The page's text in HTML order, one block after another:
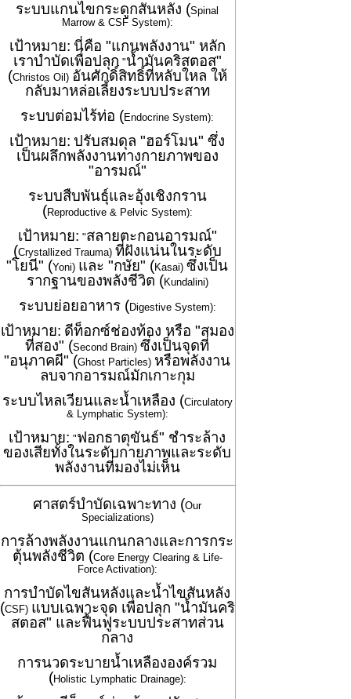
ระบบแกนไขกระดูกสันหลัง (Spinal
Marrow & CSF System):
เป้าหมาย: นี่คือ "แกนพลังงาน" หลัก
เราบำบัดเพื่อปลุก "น้ำมันคริสตอส"
(Christos Oil) อันศักดิ์สิทธิ์ที่หลับใหล ให้
กลับมาหล่อเลี้ยงระบบประสาท
ระบบต่อมไร้ท่อ (Endocrine System):
เป้าหมาย: ปรับสมดุล "ฮอร์โมน" ซึ่ง
เป็นผลึกพลังงานทางกายภาพของ
"อารมณ์"
ระบบสืบพันธุ์และอุ้งเชิงกราน
(Reproductive & Pelvic System):
เป้าหมาย: "สลายตะกอนอารมณ์"
(Crystallized Trauma) ที่ฝังแน่นในระดับ
"โยนี" (Yoni) และ "กษัย" (Kasai)ซึ่งเป็น
รากฐานของพลังชีวิต (Kundalini)
ระบบย่อยอาหาร (Digestive System):
เป้าหมาย: ดีท็อกซ์ช่องท้อง หรือ "สมอง
ที่สอง" (Second Brain)ซึ่งเป็นจุดที่
"อนุภาคผี" (Ghost Particles) หรือพลังงาน
ลบจากอารมณ์มักเกาะกุม
ระบบไหลเวียนและน้ำเหลือง (Circulatory
& Lymphatic System):
เป้าหมาย: "ฟอกธาตุขันธ์" ชำระล้าง
ของเสียทั้งในระดับกายภาพและระดับ
พลังงานที่มองไม่เห็น
ศาสตร์บำบัดเฉพาะทาง (Our
Specializations)
การล้างพลังงานแกนกลางและการกระ
ตุ้นพลังชีวิต (Core Energy Clearing & Life-
Force Activation):
การบำบัดไขสันหลังและน้ำไขสันหลัง
(CSF) แบบเฉพาะจุด เพื่อปลุก "น้ำมันคริ
สตอส" และฟื้นฟูระบบประสาทส่วน
กลาง
การนวดระบายน้ำเหลืององค์รวม
(Holistic Lymphatic Drainage):